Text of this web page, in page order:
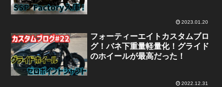
2023.01.20
フォーティーエイトカスタムブロ
グ！バネ下重量軽量化！グライド
のホイールが最高だった！
2022.12.31